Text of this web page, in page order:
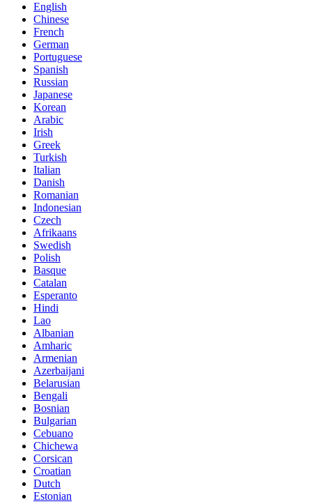
English
Chinese
French
German
Portuguese
Spanish
Russian
Japanese
Korean
Arabic
Irish
Greek
Turkish
Italian
Danish
Romanian
Indonesian
Czech
Afrikaans
Swedish
Polish
Basque
Catalan
Esperanto
Hindi
Lao
Albanian
Amharic
Armenian
Azerbaijani
Belarusian
Bengali
Bosnian
Bulgarian
Cebuano
Chichewa
Corsican
Croatian
Dutch
Estonian